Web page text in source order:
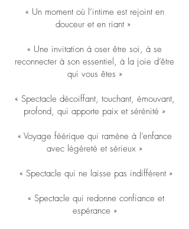
« Un moment où l’intime est rejoint en
douceur et en riant »
« Une invitation à oser être soi, à se
reconnecter à son essentiel, à la joie d’être
qui vous êtes »
« Spectacle décoiffant, touchant, émouvant,
profond, qui apporte paix et sérénité »
« Voyage féérique qui ramène à l’enfance
avec légèreté et sérieux »
« Spectacle qui ne laisse pas indifférent »
« Spectacle qui redonne confiance et
espérance »